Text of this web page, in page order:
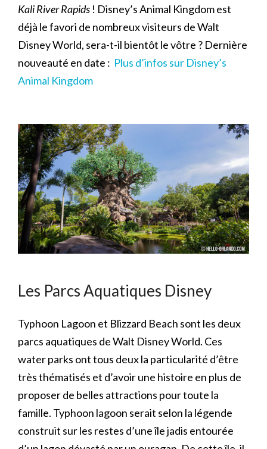
Kali River Rapids ! Disney’s Animal Kingdom est
déjà le favori de nombreux visiteurs de Walt
Disney World, sera-t-il bientôt le vôtre ? Dernière
nouveauté en date : Plus d’infos sur Disney’s
Animal Kingdom
Les Parcs Aquatiques Disney
Typhoon Lagoon et Blizzard Beach sont les deux
parcs aquatiques de Walt Disney World. Ces
water parks ont tous deux la particularité d’être
très thématisés et d’avoir une histoire en plus de
proposer de belles attractions pour toute la
famille. Typhoon lagoon serait selon la légende
construit sur les restes d’une île jadis entourée